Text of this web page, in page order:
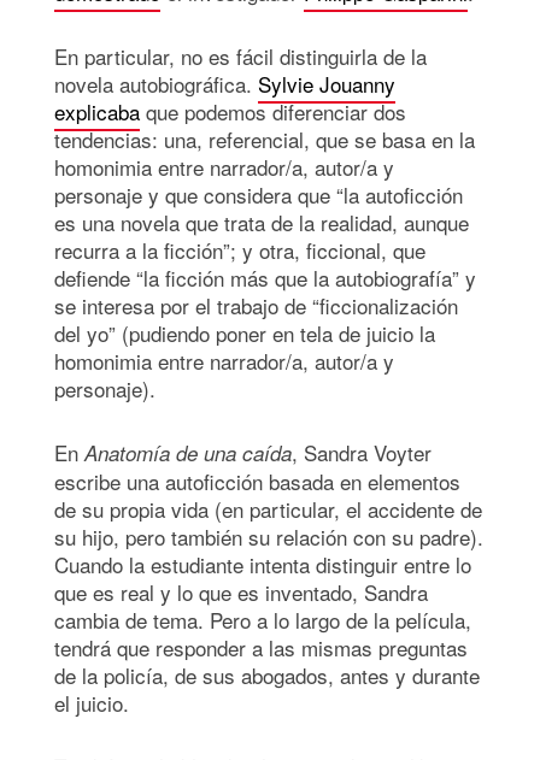
En particular, no es fácil distinguirla de la
novela autobiográfica. Sylvie Jouanny
explicaba que podemos diferenciar dos
tendencias: una, referencial, que se basa en la
homonimia entre narrador/a, autor/a y
personaje y que considera que “la autoficción
es una novela que trata de la realidad, aunque
recurra a la ficción”; y otra, ficcional, que
defiende “la ficción más que la autobiografía” y
se interesa por el trabajo de “ficcionalización
del yo” (pudiendo poner en tela de juicio la
homonimia entre narrador/a, autor/a y
personaje).
EnAnatomía de una caída, Sandra Voyter
escribe una autoficción basada en elementos
de su propia vida (en particular, el accidente de
su hijo, pero también su relación con su padre).
Cuando la estudiante intenta distinguir entre lo
que es real y lo que es inventado, Sandra
cambia de tema. Pero a lo largo de la película,
tendrá que responder a las mismas preguntas
de la policía, de sus abogados, antes y durante
el juicio.